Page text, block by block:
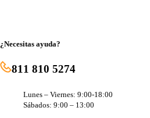
¿Necesitas ayuda?
811 810 5274
Lunes – Viernes: 9:00-18:00
Sábados: 9:00 – 13:00